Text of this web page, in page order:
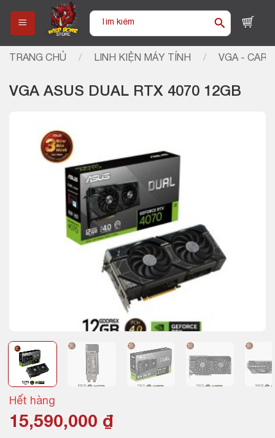
content
Tìm
TRANG CHỦ / LINH KIỆN MÁY TÍNH / VGA -
VGA ASUS DUAL RTX 4070 12GB
Hết hàng
15,590,000 ₫